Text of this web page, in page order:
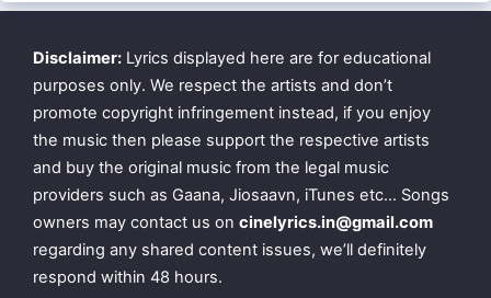
Disclaimer: Lyrics displayed here are for educational
purposes only. We respect the artists and don’t
promote copyright infringement instead, if you enjoy
the music then please support the respective artists
and buy the original music from the legal music
providers such as Gaana, Jiosaavn, iTunes etc… Songs
owners may contact us on cinelyrics.in@gmail.com
regarding any shared content issues, we’ll definitely
respond within 48 hours.